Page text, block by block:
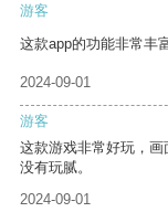
游客
这款app的功能非常丰
2024-09-01
游客
这款游戏非常好玩，
没有玩腻。
2024-09-01